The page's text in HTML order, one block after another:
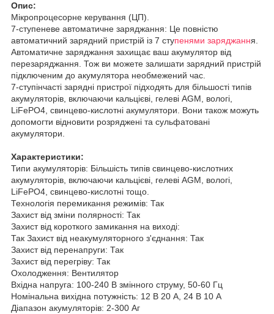
Опис:
Мікропроцесорне керування (ЦП).
7-ступеневе автоматичне заряджання: Це повністю
автоматичний зарядний пристрій із 7 ступенями заряджання.
Автоматичне заряджання захищає ваш акумулятор від
перезаряджання. Тож ви можете залишати зарядний пристрій
підключеним до акумулятора необмежений час.
7-ступінчасті зарядні пристрої підходять для більшості типів
акумуляторів, включаючи кальцієві, гелеві AGM, вологі,
LiFePO4, свинцево-кислотні акумулятори. Вони також можуть
допомогти відновити розряджені та сульфатовані
акумулятори.
Характеристики:
Типи акумуляторів: Більшість типів свинцево-кислотних
акумуляторів, включаючи кальцієві, гелеві AGM, вологі,
LiFePO4, свинцево-кислотні тощо.
Технологія перемикання режимів: Так
Захист від зміни полярності: Так
Захист від короткого замикання на виході:
Так Захист від неакумуляторного з'єднання: Так
Захист від перенапруги: Так
Захист від перегріву: Так
Охолодження: Вентилятор
Вхідна напруга: 100-240 В змінного струму, 50-60 Гц
Номінальна вихідна потужність: 12 В 20 А, 24 В 10 А
Діапазон акумуляторів: 2-300 Аг